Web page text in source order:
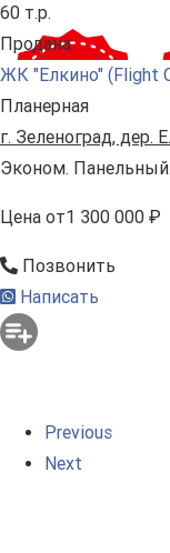
60 т.р.
Продана
ЖК "Елкино" (Flight
Планерная
г. Зеленоград, дер.
Эконом.
Цена от1 300 000 ₽
Позвонить
Написать
Previous
Next